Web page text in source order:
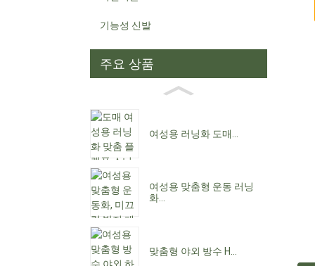
기능성 신발
주요 상품
여성용 러닝화 도매...
여성용 맞춤형 운동 러닝
화...
맞춤형 야외 방수 H...